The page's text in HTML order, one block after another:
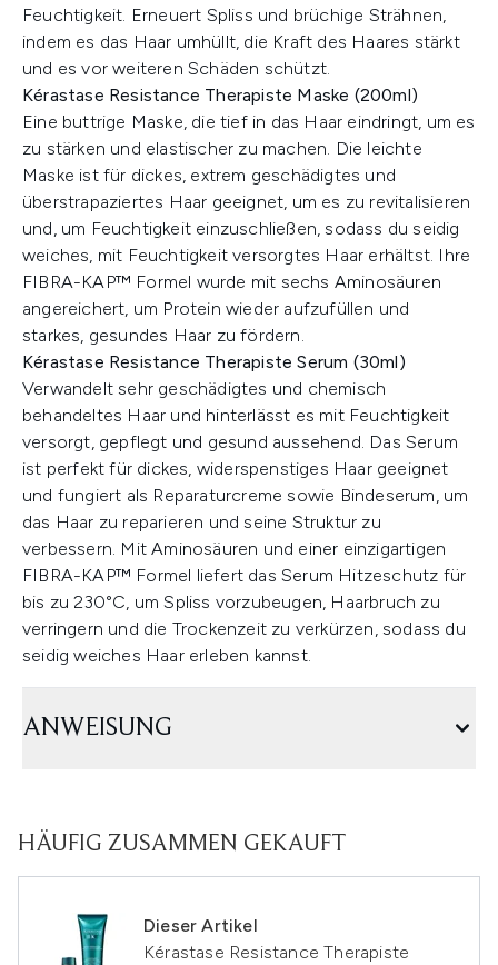
Feuchtigkeit. Erneuert Spliss und brüchige Strähnen,
indem es das Haar umhüllt, die Kraft des Haares stärkt
und es vor weiteren Schäden schützt.
Kérastase Resistance Therapiste Maske (200ml)
Eine buttrige Maske, die tief in das Haar eindringt, um es
zu stärken und elastischer zu machen. Die leichte
Maske ist für dickes, extrem geschädigtes und
überstrapaziertes Haar geeignet, um es zu revitalisieren
und, um Feuchtigkeit einzuschließen, sodass du seidig
weiches, mit Feuchtigkeit versorgtes Haar erhältst. Ihre
FIBRA-KAP™ Formel wurde mit sechs Aminosäuren
angereichert, um Protein wieder aufzufüllen und
starkes, gesundes Haar zu fördern.
Kérastase Resistance Therapiste Serum (30ml)
Verwandelt sehr geschädigtes und chemisch
behandeltes Haar und hinterlässt es mit Feuchtigkeit
versorgt, gepflegt und gesund aussehend. Das Serum
ist perfekt für dickes, widerspenstiges Haar geeignet
und fungiert als Reparaturcreme sowie Bindeserum, um
das Haar zu reparieren und seine Struktur zu
verbessern. Mit Aminosäuren und einer einzigartigen
FIBRA-KAP™ Formel liefert das Serum Hitzeschutz für
bis zu 230°C, um Spliss vorzubeugen, Haarbruch zu
verringern und die Trockenzeit zu verkürzen, sodass du
seidig weiches Haar erleben kannst.
ANWEISUNG
HÄUFIG ZUSAMMEN GEKAUFT
Dieser Artikel
Kérastase Resistance Therapiste